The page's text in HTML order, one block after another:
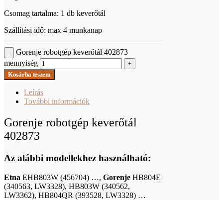
Csomag tartalma: 1 db keverőtál
Szállítási idő: max 4 munkanap
-
Gorenje robotgép keverőtál 402873
mennyiség
+
Kosárba teszem
Leírás
További információk
Gorenje robotgép keverőtál
402873
Az alábbi modellekhez használható:
Etna EHB803W (456704) …, Gorenje HB804E
(340563, LW3328), HB803W (340562,
LW3362), HB804QR (393528, LW3328) …